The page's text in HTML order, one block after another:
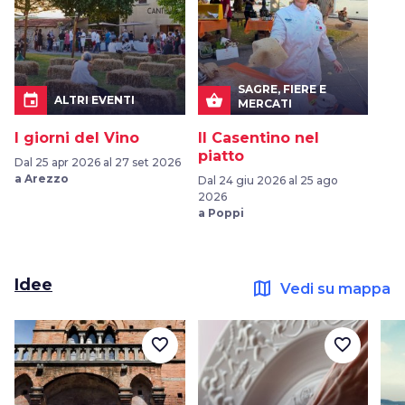
event ALTRI EVENTI
I giorni del Vino
Dal 25 apr 2026 al 27 set 2026
a Arezzo
shopping_basket
SAGRE, FIERE E
MERCATI
Il Casentino nel
piatto
Dal 24 giu 2026 al 25 ago
2026
a Poppi
Idee map Vedi su mappa
favorite_border favorite_border